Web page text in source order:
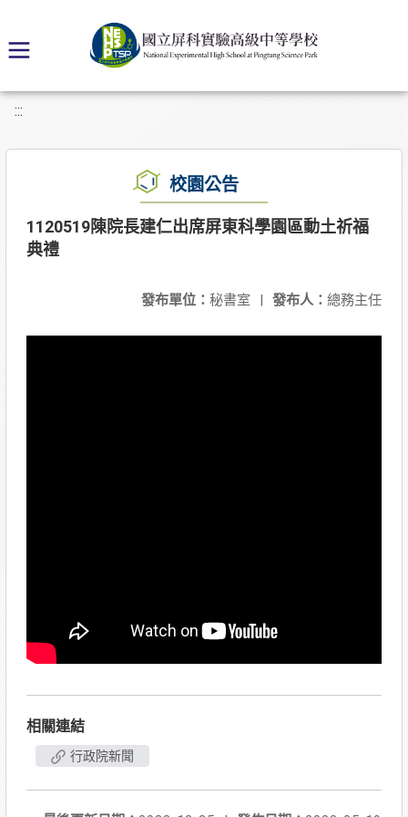
:::
校園公告
1120519陳院長建仁出席屏東科學園區動土祈福
典禮
發布人： 總務主任
發布單位： 秘書室 |
相關連結
行政院新聞